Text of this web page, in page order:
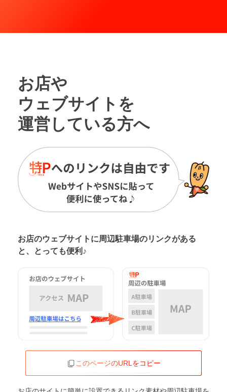
お店や
ウェブサイトを
運営している方へ
お店のウェブサイトに周辺駐車場のリンクがある
と、とっても便利♪
このページのURLをコピー